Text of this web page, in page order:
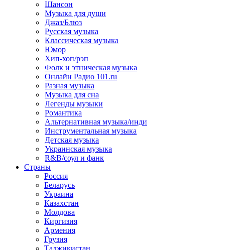
Шансон
Музыка для души
Джаз/Блюз
Русская музыка
Классическая музыка
Юмор
Хип-хоп/рэп
Фолк и этническая музыка
Онлайн Радио 101.ru
Разная музыка
Музыка для сна
Легенды музыки
Романтика
Альтернативная музыка/инди
Инструментальная музыка
Детская музыка
Украинская музыка
R&B/cоул и фанк
Страны
Россия
Беларусь
Украина
Казахстан
Молдова
Киргизия
Армения
Грузия
Таджикистан